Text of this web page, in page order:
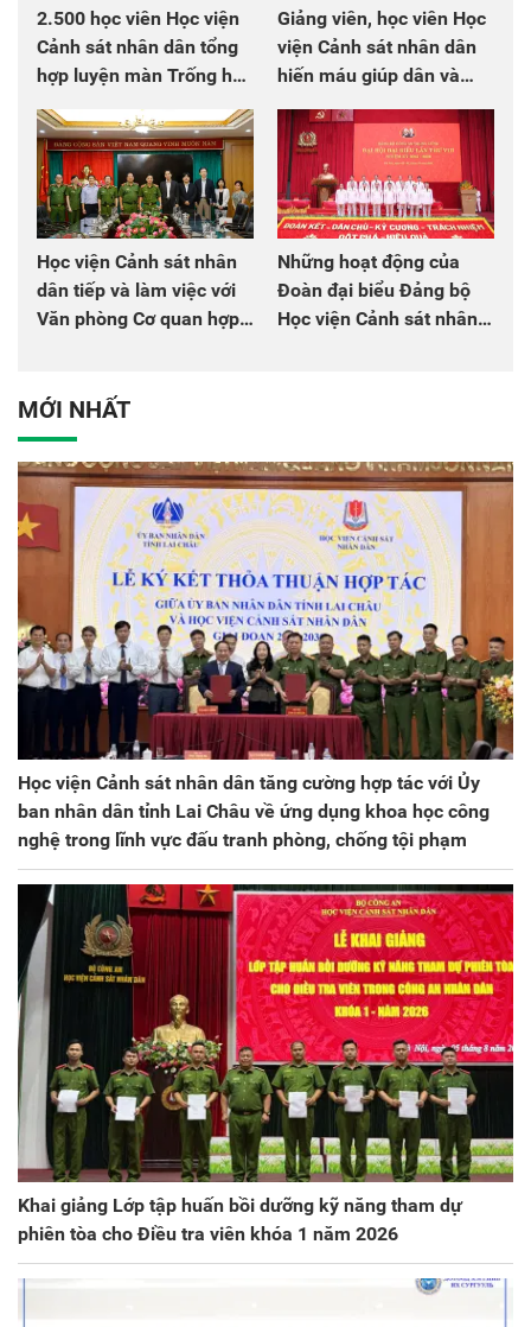
2.500 học viên Học viện
Cảnh sát nhân dân tổng
hợp luyện màn Trống hội
Giảng viên, học viên Học
viện Cảnh sát nhân dân
hiến máu giúp dân và
Học viện Cảnh sát nhân
dân tiếp và làm việc với
Văn phòng Cơ quan hợp
Những hoạt động của
Đoàn đại biểu Đảng bộ
Học viện Cảnh sát nhân
MỚI NHẤT
Học viện Cảnh sát nhân dân tăng cường hợp tác với Ủy
ban nhân dân tỉnh Lai Châu về ứng dụng khoa học công
nghệ trong lĩnh vực đấu tranh phòng, chống tội phạm
Khai giảng Lớp tập huấn bồi dưỡng kỹ năng tham dự
phiên tòa cho Điều tra viên khóa 1 năm 2026